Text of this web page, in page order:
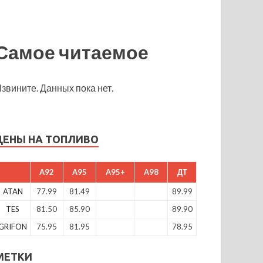
читаемое
Данных пока нет.
НА ТОПЛИВО
A92 A95 A95+ A98 ДТ
ATAN 77.99 81.49
89.99
TES
81.50 85.90
89.90
75.95 81.95 78.95